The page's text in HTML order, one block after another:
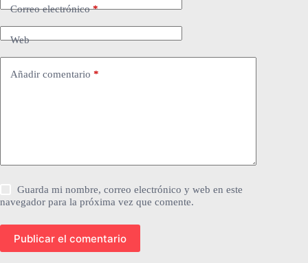
Correo electrónico*
Web
Añadir comentario *
Guarda mi nombre, correo electrónico y web en este
navegador para la próxima vez que comente.
Publicar el comentario